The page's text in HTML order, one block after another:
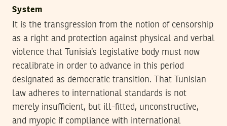
System
It is the transgression from the notion of censorship
as a right and protection against physical and verbal
violence that Tunisia’s legislative body must now
recalibrate in order to advance in this period
designated as democratic transition. That Tunisian
law adheres to international standards is not
merely insufficient, but ill-fitted, unconstructive,
and myopic if compliance with international